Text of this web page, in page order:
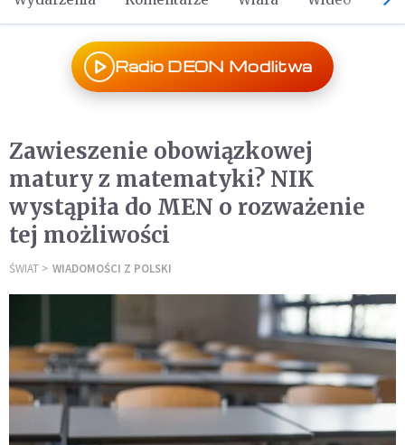
Radio DEON Modlitwa
Zawieszenie obowiązkowej
matury z matematyki? NIK
wystąpiła do MEN o rozważenie
tej możliwości
ŚWIAT WIADOMOŚCI Z POLSKI